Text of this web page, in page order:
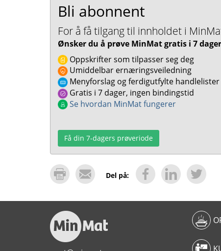
Bli abonnent
For å få tilgang til innholdet i
Ønsker du å prøve MinMat gratis i 7
Oppskrifter som tilpasser seg deg
Umiddelbar ernæringsveiledning
Menyforslag og ferdigutfylte handlelister
Gratis i 7 dager, ingen bindingstid
Se hvordan MinMat fungerer
Få din 7-dagers prøveriode
Del på: